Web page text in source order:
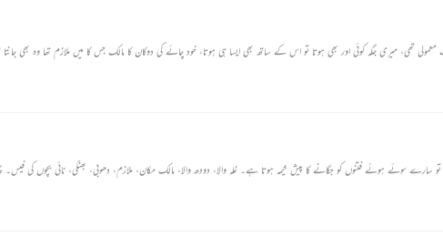
ایسا ہوا تھا وہ وجہ تو بہت معمولی تھی، میری جگہ کوئی اور بھی ہوتا تو اس کے ساتھ بھی ایسا ہی ہوتا، خود چائے کی دوکان کا مالک جس کا میں ملازم تھا وہ بھی
سوئے ہوئے فتنوں کو جگانے کا پیش خیمہ ہوتا ہے۔ غلہ والا، دودھ والا، مالک مکان، ملازم، دھوبی، بھنگی، نائی بچوں کی فیس۔